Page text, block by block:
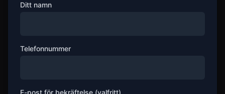
Ditt namn
Telefonnummer
E-post för bekräftelse (valfritt)